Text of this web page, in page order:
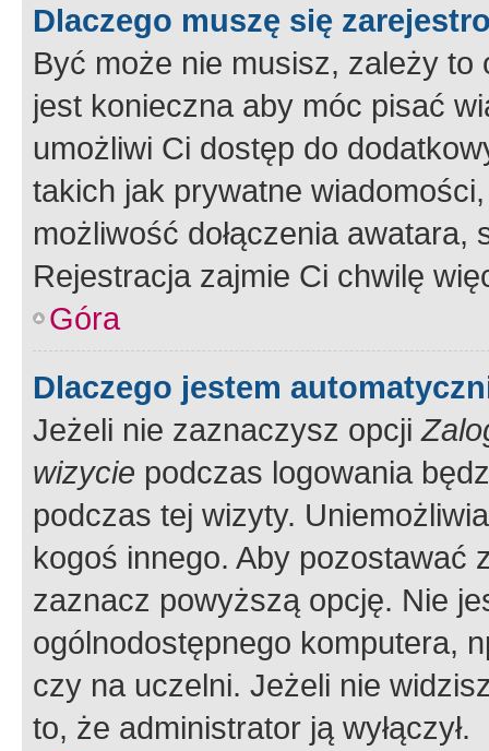
Dlaczego muszę się
Być może nie musisz, zależy
jest konieczna aby móc pisać
umożliwi Ci dostęp do
takich jak prywatne
możliwość dołączenia
Rejestracja zajmie Ci chwilę
Góra
Dlaczego jestem
Jeżeli nie zaznaczysz opcji
wizycie podczas logowania
podczas tej wizyty.
kogoś innego. Aby pozostawać
zaznacz powyższą opcję. Nie
ogólnodostępnego komputera,
czy na uczelni. Jeżeli nie
to, że administrator ją wyłączył.